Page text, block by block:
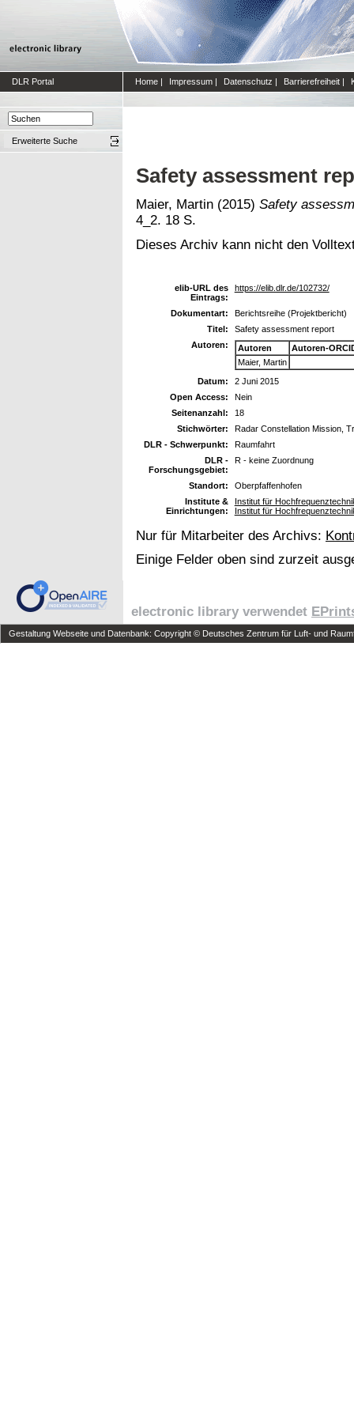
DLR Portal Home | Impressum | Datenschutz | Barrierefreiheit |
Erweiterte Suche
Safety assessment
Maier, Martin (2015) Safety
4_2. 18 S.
Dieses Archiv kann nicht den
elib-URL des
Eintrags:
https://elib.dlr.de/102732/
Dokumentart:
Berichtsreihe (Projektbericht)
Titel:
Safety assessment report
Autoren:
Autoren
Autoren-
Maier, Martin
Datum:
2 Juni 2015
Open Access:
Nein
Seitenanzahl:
18
Stichwörter:
Radar Constellation Mission,
DLR - Schwerpunkt:
Raumfahrt
DLR -
Forschungsgebiet:
R - keine Zuordnung
Standort:
Oberpfaffenhofen
Institute &
Einrichtungen:
Institut für
Institut für
Nur für Mitarbeiter des Archivs:
Einige Felder oben sind zurzeit
electronic library verwendet
Gestaltung Webseite und Datenbank: Copyright © Deutsches Zentrum für Luft- und